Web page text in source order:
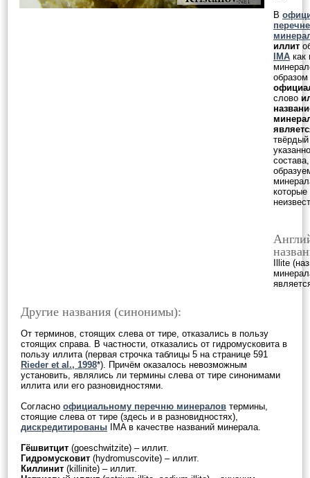
В
перечне
иллит
IMA как
образом
слово
твёрдый
состава,
которые
Illite
Другие названия (синонимы):
От терминов, стоящих слева от тире, отказались в пользу
стоящих справа. В частности, отказались от гидромусковита в
пользу иллита (первая строчка таблицы 5 на странице 591
Rieder et al., 1998*). Причём оказалось невозможным
установить, являлись ли термины слева от тире синонимами
иллита или его разновидностями.
Cогласно официальному перечню минералов термины,
стоящие слева от тире (здесь и в разновидностях),
дискредитированы IMA в качестве названий минерала.
Гёшвитцит (goeschwitzite) – иллит.
Гидромусковит (hydromuscovite) – иллит.
Киллинит (killinite) – иллит.